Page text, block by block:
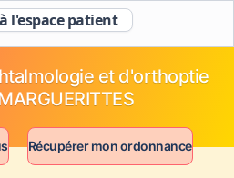
l'espace patient
et d'orthoptie
Récupérer mon ordonnance